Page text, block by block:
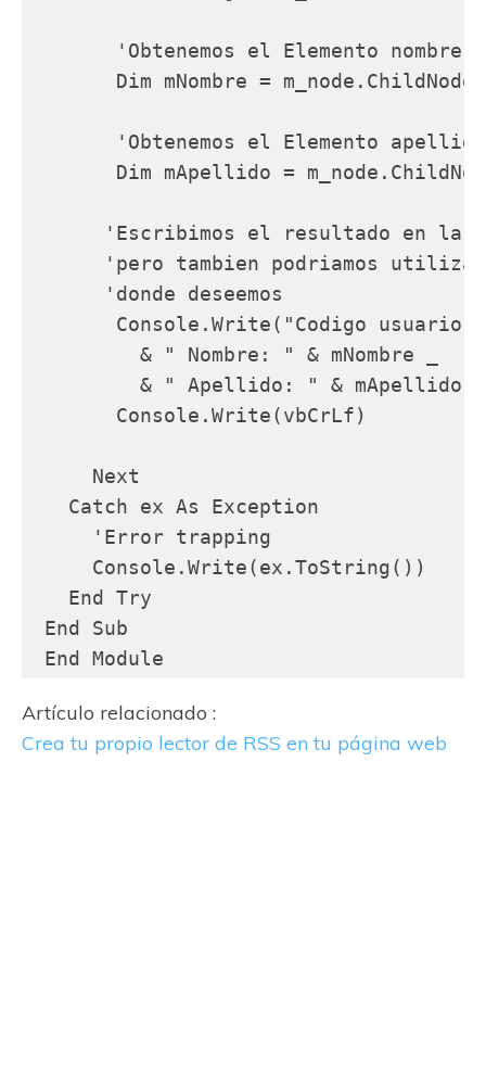
       'Obtenemos el Elemento nombre
Dim mNombre =
       'Obtenemos el Elemento apellido
Dim mApellido =
'Escribimos el resultado en la
'pero tambien podriamos
      'donde deseemos
Console.Write("Codigo usuario:
         & " Nombre: " & mNombre _
         & " Apellido: " & mApellido)
       Console.Write(vbCrLf)
     Next
   Catch ex As Exception
     'Error trapping
     Console.Write(ex.ToString())
   End Try
End Sub
End Module
Artículo relacionado :
Crea tu propio lector de RSS en tu página web